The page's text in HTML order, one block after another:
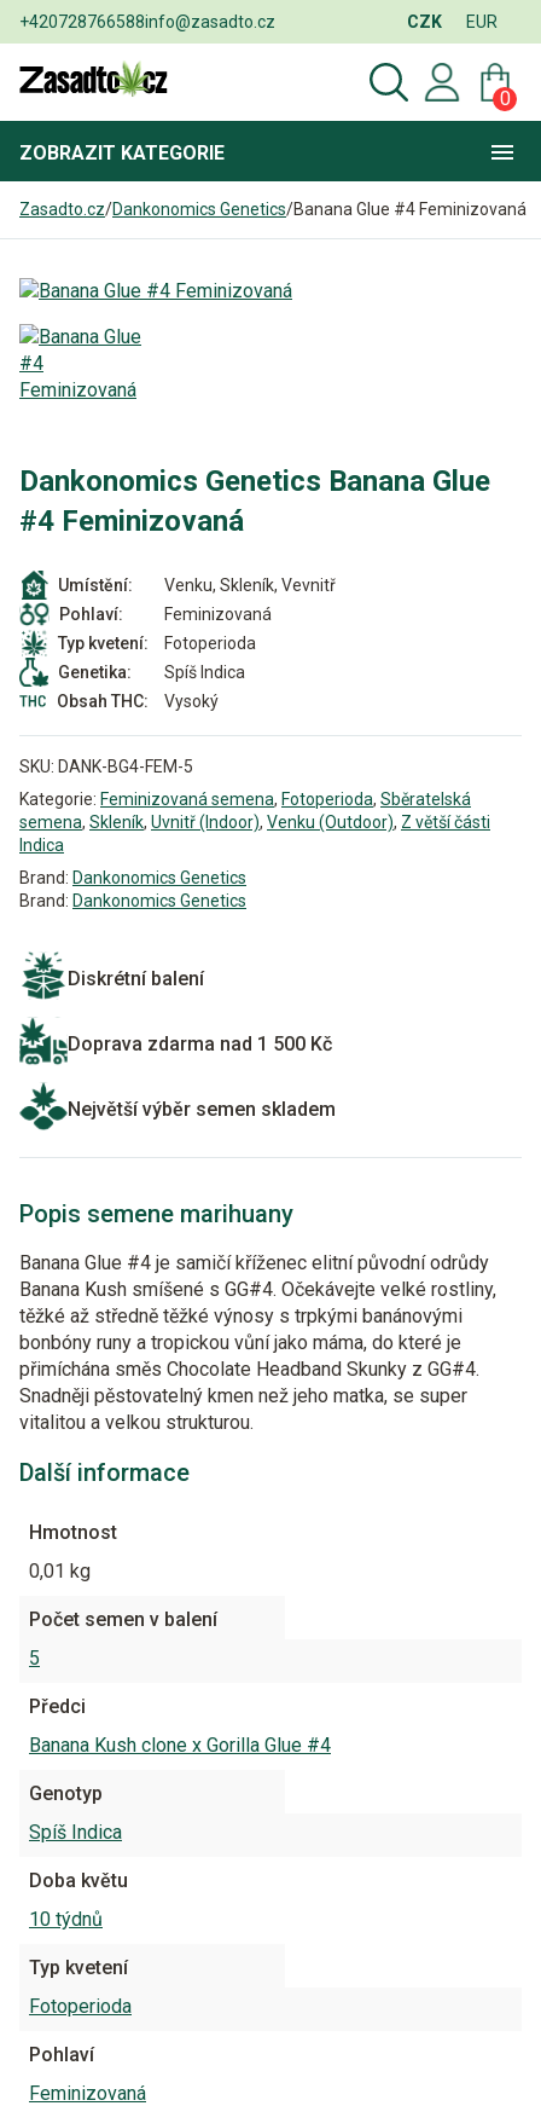
+420728766588info@zasadto.cz CZK EUR
0
ZOBRAZIT KATEGORIE
Zasadto.cz/Dankonomics Genetics/Banana Glue #4 Feminizovaná
Dankonomics Genetics Banana Glue
#4 Feminizovaná
Umístění:
Venku, Skleník, Vevnitř
Pohlaví:
Feminizovaná
Typ kvetení:
Fotoperioda
Genetika:
Spíš Indica
Obsah THC:
Vysoký
SKU: DANK-BG4-FEM-5
Kategorie: Feminizovaná semena, Fotoperioda, Sběratelská
semena, Skleník, Uvnitř (Indoor), Venku (Outdoor), Z větší části
Indica
Brand: Dankonomics Genetics
Brand: Dankonomics Genetics
Diskrétní balení
Doprava zdarma nad 1 500 Kč
Největší výběr semen skladem
Popis semene marihuany
Banana Glue #4 je samičí kříženec elitní původní odrůdy
Banana Kush smíšené s GG#4. Očekávejte velké rostliny,
těžké až středně těžké výnosy s trpkými banánovými
bonbóny runy a tropickou vůní jako máma, do které je
přimíchána směs Chocolate Headband Skunky z GG#4.
Snadněji pěstovatelný kmen než jeho matka, se super
vitalitou a velkou strukturou.
Další informace
Hmotnost
0,01 kg
Počet semen v balení
5
Předci
Banana Kush clone x Gorilla Glue #4
Genotyp
Spíš Indica
Doba květu
10 týdnů
Typ kvetení
Fotoperioda
Pohlaví
Feminizovaná